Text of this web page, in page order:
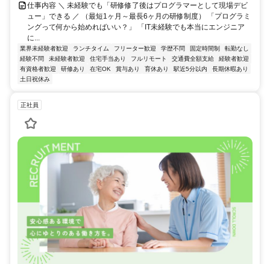
仕事内容 ＼ 未経験でも「研修修了後はプログラマーとして現場デビ
ュー」できる ／ （最短1ヶ月～最長6ヶ月の研修制度） 「プログラミ
ングって何から始めればいい？」 「IT未経験でも本当にエンジニア
に...
業界未経験者歓迎 ランチタイム フリーター歓迎 学歴不問 固定時間制
転勤なし
経験不問
未経験者歓迎 住宅手当あり フルリモート 交通費全額支給
経験者歓迎
有資格者歓迎
研修あり 在宅OK 賞与あり 育休あり 駅近5分以内
長期休暇あり
土日祝休み
正社員